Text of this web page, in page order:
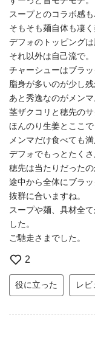
スープとのコラボ感も
そもそも麺自体も凄
デフォのトッピング
それ以外は自己流で。
チャーシューはブラ
脂身が多いのが少し
あと秀逸なのがメンマ
茎ザクコリと穂先の
ほんのり生姜とここで
メンマだけ食べても満
デフォでもっとたく
穂先は当たりだったの
途中から全体にブラッ
抜群に合いますね。
スープや麺、具材全
した。
ご馳走さまでした。
2
役に立った レ